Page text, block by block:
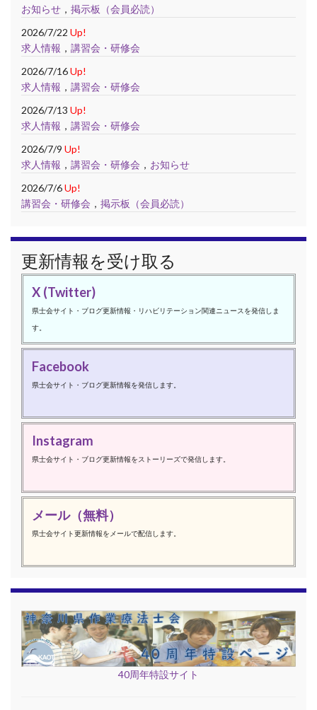
お知らせ ， 掲示板（会員必読）
2026/7/22 Up!
求人情報 ， 講習会・研修会
2026/7/16Up!
求人情報 ， 講習会・研修会
2026/7/13 Up!
求人情報 ， 講習会・研修会
2026/7/9 Up!
求人情報 ， 講習会・研修会 ， お知らせ
2026/7/6Up!
講習会・研修会 ， 掲示板（会員必読）
更新情報を受け取る
X (Twitter)
県士会サイト・ブログ更新情報・リハビリテーション関連ニュースを発信しま
す。
Facebook
県士会サイト・ブログ更新情報を発信します。
Instagram
県士会サイト・ブログ更新情報をストーリーズで発信します。
メール（無料）
県士会サイト更新情報をメールで配信します。
40周年特設サイト